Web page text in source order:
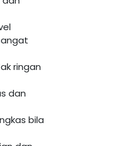
ringan
dan
bila